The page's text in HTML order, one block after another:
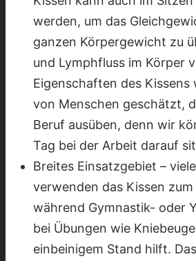
werden, um das
ganzen Körpergewicht zu
und Lymphfluss im Körper
Eigenschaften des Kissens
von Menschen geschätzt,
Beruf ausüben, denn wir
Tag bei der Arbeit darauf
Breites Einsatzgebiet –
verwenden das Kissen
während Gymnastik- oder
bei Übungen wie
einbeinigem Stand hilft.